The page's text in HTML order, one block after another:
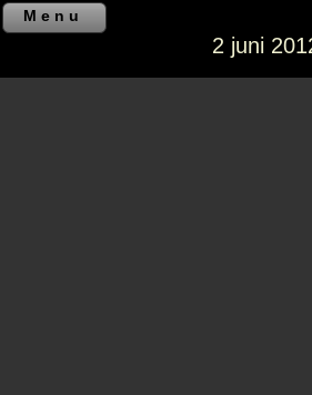
Menu
2 juni